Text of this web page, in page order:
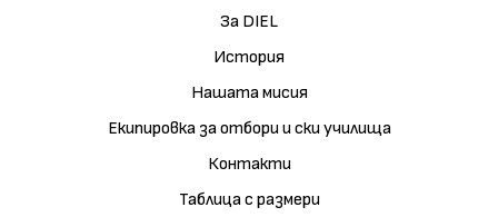
За DIEL
История
Нашата мисия
Екипировка за отбори и ски училища
Контакти
Таблица с размери